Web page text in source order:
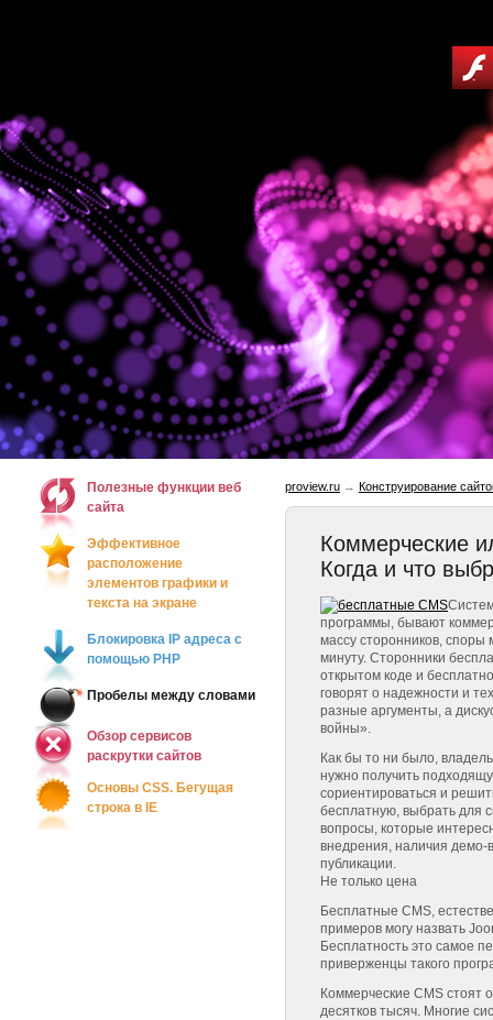
Полезные функции веб
сайта
Эффективное
расположение
элементов графики и
текста на экране
Блокировка IP адреса c
помощью PHP
Пробелы между словами
Обзор сервисов
раскрутки сайтов
Основы CSS. Бегущая
строка в IE
proview.ru → Конструирование
Коммерческие
Когда и что
программы, бывают
массу сторонников,
минуту. Сторонники
открытом коде и
говорят о надежности и
разные аргументы, а
войны».
Как бы то ни было,
нужно получить
сориентироваться и
бесплатную, выбрать для
вопросы, которые
внедрения, наличия демо-
публикации.
Не только цена
Бесплатные CMS,
примеров могу назвать
Бесплатность это самое
приверженцы такого
Коммерческие CMS стоят
десятков тысяч. Многие